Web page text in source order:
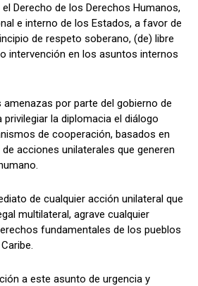
Derecho de los Derechos Humanos,
e interno de los Estados, a favor de
de respeto soberano, (de) libre
intervención en los asuntos internos
amenazas por parte del gobierno de
la diplomacia el diálogo
de cooperación, basados en
acciones unilaterales que generen
de cualquier acción unilateral que
multilateral, agrave cualquier
fundamentales de los pueblos
a este asunto de urgencia y